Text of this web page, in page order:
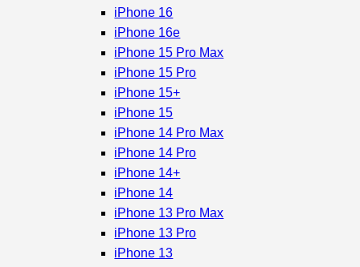
iPhone 16
iPhone 16e
iPhone 15 Pro Max
iPhone 15 Pro
iPhone 15+
iPhone 15
iPhone 14 Pro Max
iPhone 14 Pro
iPhone 14+
iPhone 14
iPhone 13 Pro Max
iPhone 13 Pro
iPhone 13